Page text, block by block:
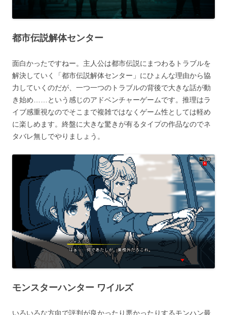
都市伝説解体センター
面白かったですねー。主人公は都市伝説にまつわるトラブルを
解決していく「都市伝説解体センター」にひょんな理由から協
力していくのだが、一つ一つのトラブルの背後で大きな話が動
き始め……という感じのアドベンチャーゲームです。推理はラ
イブ感重視なのでそこまで複雑ではなくゲーム性としては軽め
に楽しめます。終盤に大きな驚きが有るタイプの作品なのでネ
タバレ無しでやりましょう。
モンスターハンター ワイルズ
いろいろな方向で評判が良かったり悪かったりするモンハン最